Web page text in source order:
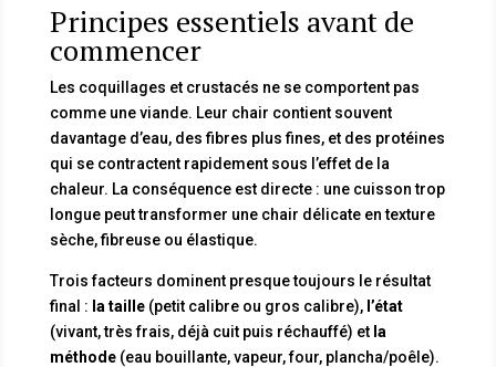
Principes essentiels avant de
commencer
Les coquillages et crustacés ne se comportent pas
comme une viande. Leur chair contient souvent
davantage d’eau, des fibres plus fines, et des protéines
qui se contractent rapidement sous l’effet de la
chaleur. La conséquence est directe : une cuisson trop
longue peut transformer une chair délicate en texture
sèche, fibreuse ou élastique.
Trois facteurs dominent presque toujours le résultat
final : la taille(petit calibre ou gros calibre), l’état
(vivant, très frais, déjà cuit puis réchauffé) et la
méthode(eau bouillante, vapeur, four, plancha/poêle).